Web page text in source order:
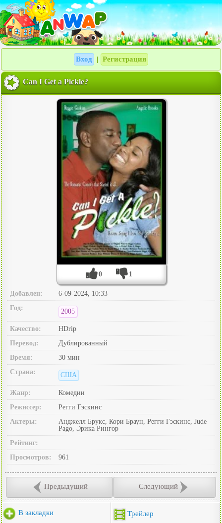
Вход Регистрация
Can I Get a Pickle?
0 1
Добавлен:
6-09-2024, 10:33
Год:
2005
Качество:
HDrip
Перевод:
Дублированный
Время:
30 мин
Страна:
США
Жанр:
Комедии
Режиссер:
Регги Гэскинс
Актеры:
Анджелл Брукс, Кори Браун, Регги Гэскинс, Jude
Pago, Эрика Рингор
Рейтинг:
Просмотров:
961
Предыдущий Следующий
В закладки Трейлер